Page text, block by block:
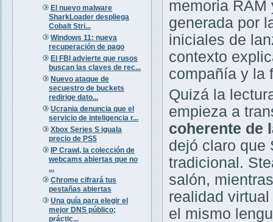
El nuevo malware
SharkLoader despliega
Cobalt Stri...
Windows 11: nueva
recuperación de pago
El FBI advierte que rusos
buscan las claves de rec...
Nuevo ataque de
secuestro de buckets
redirige dato...
Ucrania denuncia que el
servicio de inteligencia r...
Xbox Series S iguala
precio de PS5
IP Crawl, la colección de
webcams abiertas que no
...
Chrome cifrará tus
pestañas abiertas
Una guía para elegir el
mejor DNS público;
práctic...
memoria RAM
generada por
iniciales de
contexto
compañía y la
Quizá la
empieza a
coherente de
dejó claro que
tradicional.
salón,
realidad
el mismo